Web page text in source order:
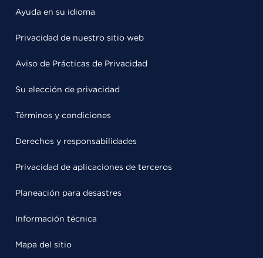
Ayuda en su idioma
Privacidad de nuestro sitio web
Aviso de Prácticas de Privacidad
Su elección de privacidad
Términos y condiciones
Derechos y responsabilidades
Privacidad de aplicaciones de terceros
Planeación para desastres
Información técnica
Mapa del sitio